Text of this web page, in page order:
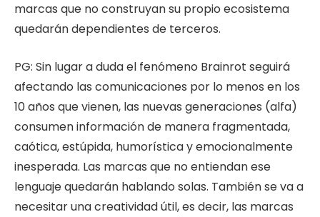
marcas que no construyan su propio ecosistema
quedarán dependientes de terceros.
PG: Sin lugar a duda el fenómeno Brainrot seguirá
afectando las comunicaciones por lo menos en los
10 años que vienen, las nuevas generaciones (alfa)
consumen información de manera fragmentada,
caótica, estúpida, humorística y emocionalmente
inesperada. Las marcas que no entiendan ese
lenguaje quedarán hablando solas. También se va a
necesitar una creatividad útil, es decir, las marcas